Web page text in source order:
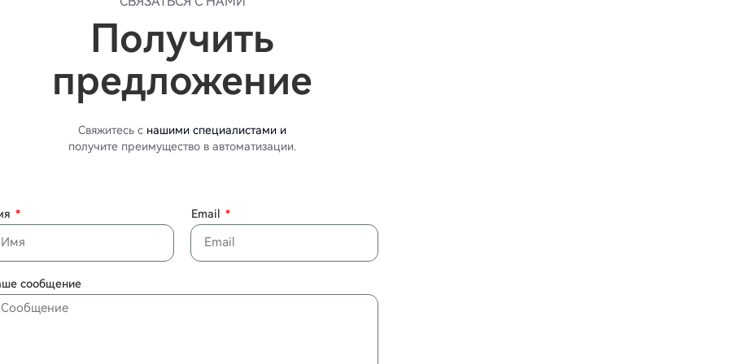
Получить
предложение
Свяжитесь с нашими специалистами и
получите преимущество в автоматизации.
Email
сообщение